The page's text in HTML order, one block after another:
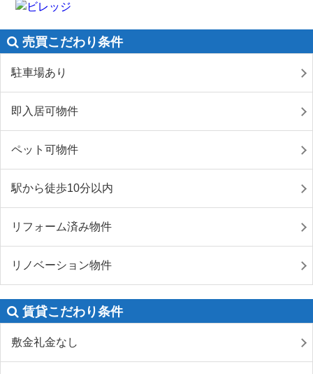
売買こだわり条件
駐車場あり
即入居可物件
ペット可物件
駅から徒歩10分以内
リフォーム済み物件
リノベーション物件
賃貸こだわり条件
敷金礼金なし